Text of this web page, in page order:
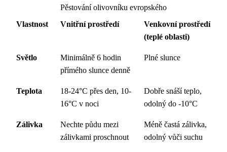
Pěstování olivovníku evropského
Vlastnost
Vnitřní prostředí
Venkovní prostředí
(teplé oblasti)
Světlo
Minimálně 6 hodin
přímého slunce denně
Plné slunce
Teplota
18-24°C přes den, 10-
16°C v noci
Dobře snáší teplo,
odolný do -10°C
Zálivka
Nechte půdu mezi
zálivkami proschnout
Méně častá zálivka,
odolný vůči suchu